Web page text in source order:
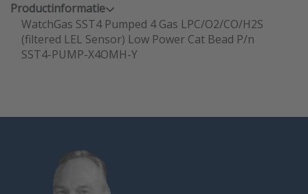
Productinformatie
WatchGas SST4 Pumped 4 Gas LPC/O2/CO/H2S
(filtered LEL Sensor) Low Power Cat Bead P/n
SST4-PUMP-X4OMH-Y